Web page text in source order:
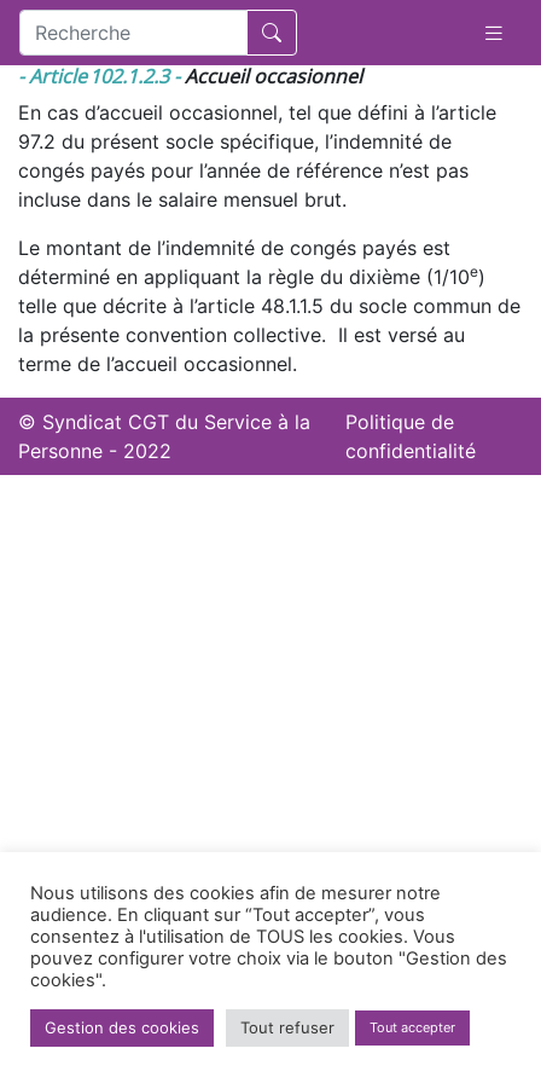
- Article 102.1.2.3 -Accueil occasionnel
En cas d’accueil occasionnel, tel que défini à l’article
97.2 du présent socle spécifique, l’indemnité de
congés payés pour l’année de référence n’est pas
incluse dans le salaire mensuel brut.
Le montant de l’indemnité de congés payés est
déterminé en appliquant la règle du dixième (1/10e)
telle que décrite à l’article 48.1.1.5 du socle commun de
la présente convention collective. Il est versé au
terme de l’accueil occasionnel.
© Syndicat CGT du Service à la
Personne - 2022
Politique de
confidentialité
Nous utilisons des cookies afin de mesurer notre
audience. En cliquant sur “Tout accepter”, vous
consentez à l'utilisation de TOUS les cookies. Vous
pouvez configurer votre choix via le bouton "Gestion des
cookies".
Gestion des cookies Tout refuser Tout accepter